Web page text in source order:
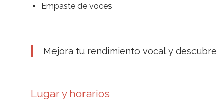
Empaste de voces
Mejora tu rendimiento vocal y descubre
Lugar y horarios